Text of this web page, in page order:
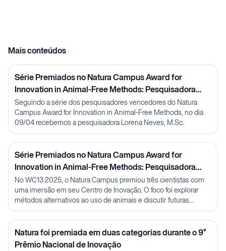
Mais conteúdos
Série Premiados no Natura Campus Award for
Innovation in Animal-Free Methods: Pesquisadora
Lorena Neves
Seguindo a série dos pesquisadores vencedores do Natura
Campus Award for Innovation in Animal-Free Methods, no dia
09/04 recebemos a pesquisadora Lorena Neves, M.Sc.
Série Premiados no Natura Campus Award for
Innovation in Animal-Free Methods: Pesquisadora
Julia Carnelós
No WC13 2025, o Natura Campus premiou três cientistas com
uma imersão em seu Centro de Inovação. O foco foi explorar
métodos alternativos ao uso de animais e discutir futuras
parcerias em P&D.
Natura foi premiada em duas categorias durante o 9°
Prêmio Nacional de Inovação